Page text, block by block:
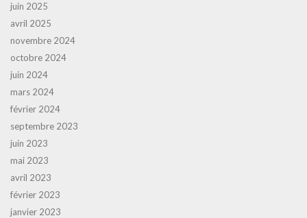
juin 2025
avril 2025
novembre 2024
octobre 2024
juin 2024
mars 2024
février 2024
septembre 2023
juin 2023
mai 2023
avril 2023
février 2023
janvier 2023